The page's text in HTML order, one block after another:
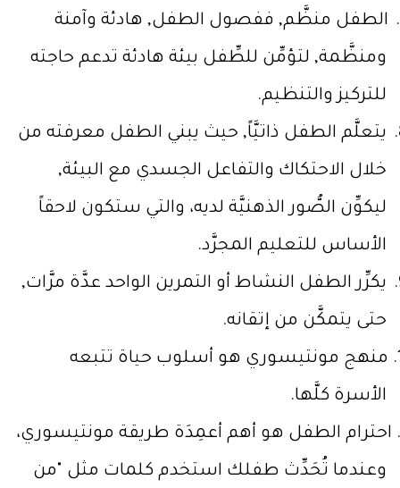
الطفل منظَّم, ففصول الطفل, هادئة وآمنة
ومنظَّمة, لتؤمِّن للطِّفل بيئة هادئة تدعم حاجته
للتركيز والتنظيم.
يتعلَّم الطفل ذاتيَّاً, حيث يبني الطفل معرفته من
خلال الاحتكاك والتفاعل الجسدي مع البيئة,
ليكوِّن الصُّور الذهنيَّة لديه، والتي ستكون لاحقاً
الأساس للتعليم المجرَّد.
يكرِّر الطفل النشاط أو التمرين الواحد عدَّة مرَّات,
حتى يتمكَّن من إتقانه.
منهج مونتيسوري هو أسلوب حياة تتبعه
الأسرة كلَّها.
احترام الطفل هو أهم أعمِدَة طريقة مونتيسوري،
وعندما تُحَدِّث طفلك استخدم كلمات مثل "من